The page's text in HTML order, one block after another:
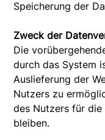
Speicherung der
Zweck der
Die
durch das System
Auslieferung der
Nutzers zu
des Nutzers für
bleiben.